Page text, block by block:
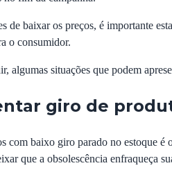
de baixar os preços, é importante
o consumidor.
algumas situações que podem
giro de
com baixo giro parado no estoque é
que a obsolescência enfraqueça